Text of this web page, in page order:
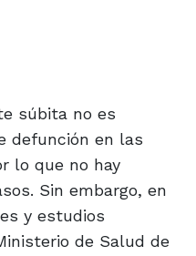
súbita no es
defunción en las
lo que no hay
Sin embargo, en
y estudios
de Salud de